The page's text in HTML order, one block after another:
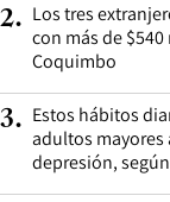
2. Los tres
con más de
Coquimbo
3. Estos hábitos
adultos mayores
depresión,